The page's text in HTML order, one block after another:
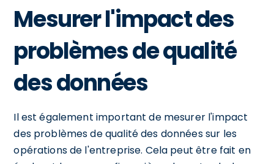
Mesurer l'impact des
problèmes de qualité
des données
Il est également important de mesurer l'impact
des problèmes de qualité des données sur les
opérations de l'entreprise. Cela peut être fait en